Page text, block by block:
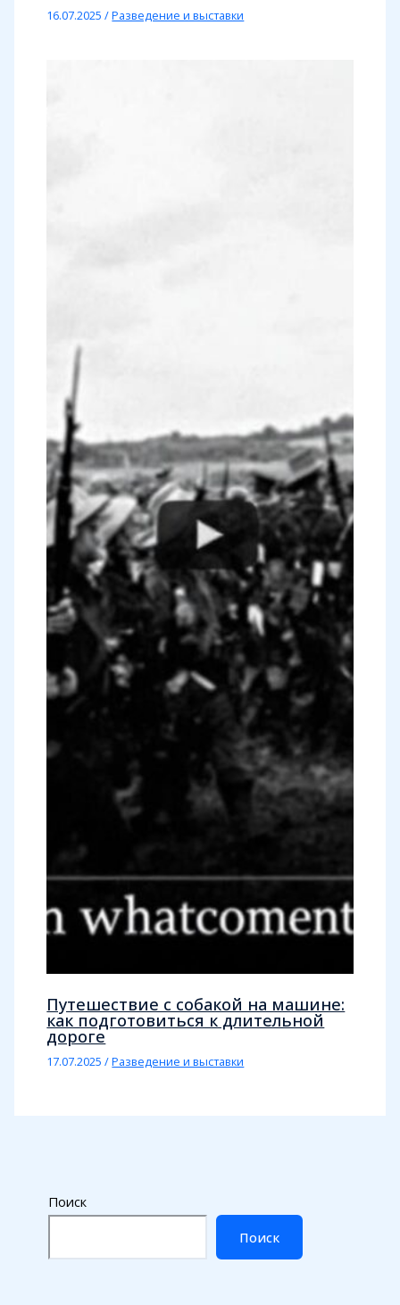
16.07.2025/Разведение и выставки
Путешествие с собакой на машине:
как подготовиться к длительной
дороге
17.07.2025/Разведение и выставки
Поиск
Поиск